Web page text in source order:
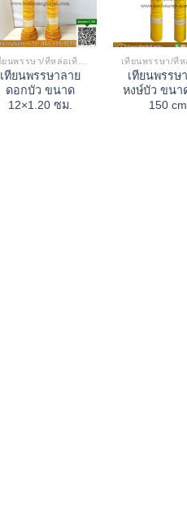
เทียนพรรษาลาย
ดอกบัว ขนาด
12×1.20 ซม.
เทียนพรรษ
หงษ์บัว ขนา
150 cm.